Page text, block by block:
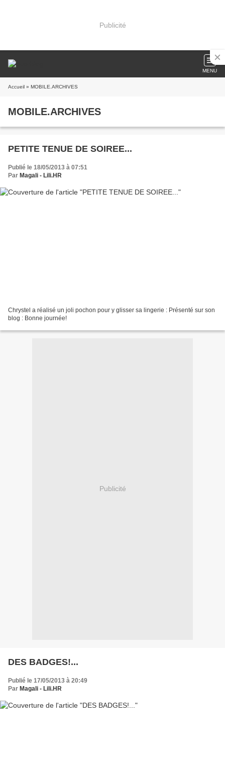
Publicité
MENU
Accueil » MOBILE.ARCHIVES
MOBILE.ARCHIVES
PETITE TENUE DE SOIREE...
Publié le 18/05/2013 à 07:51
Par Magali - Lili.HR
Chrystel a réalisé un joli pochon pour y glisser sa lingerie : Présenté sur son
blog : Bonne journée!
Publicité
DES BADGES!...
Publié le 17/05/2013 à 20:49
Par Magali - Lili.HR